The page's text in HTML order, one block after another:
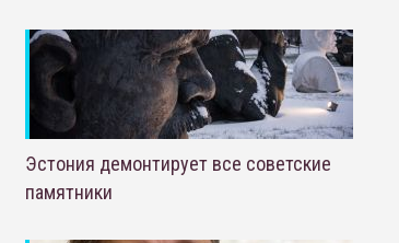
Эстония демонтирует все советские
памятники